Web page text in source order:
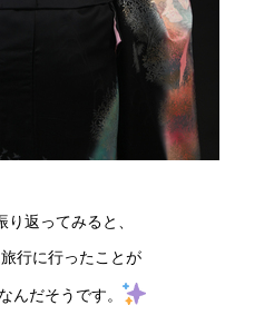
り返ってみると、
行に行ったことが
んだそうです。